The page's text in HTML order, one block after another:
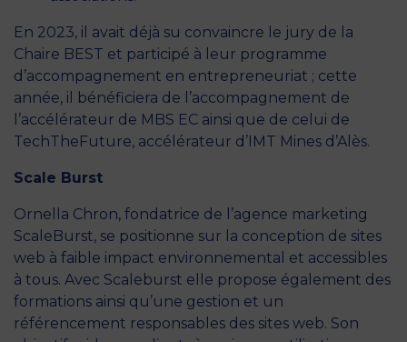
En 2023, il avait déjà su convaincre le jury de la
Chaire BEST et participé à leur programme
d’accompagnement en entrepreneuriat ; cette
année, il bénéficiera de l’accompagnement de
l’accélérateur de MBS EC ainsi que de celui de
TechTheFuture, accélérateur d’IMT Mines d’Alès.
Scale Burst
Ornella Chron, fondatrice de l’agence marketing
ScaleBurst, se positionne sur la conception de sites
web à faible impact environnemental et accessibles
à tous. Avec Scaleburst elle propose également des
formations ainsi qu’une gestion et un
référencement responsables des sites web. Son